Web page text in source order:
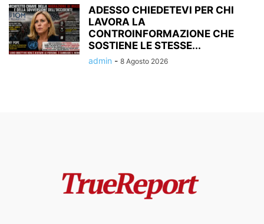
ADESSO CHIEDETEVI PER CHI
LAVORA LA
CONTROINFORMAZIONE CHE
SOSTIENE LE STESSE...
admin - 8 Agosto 2026